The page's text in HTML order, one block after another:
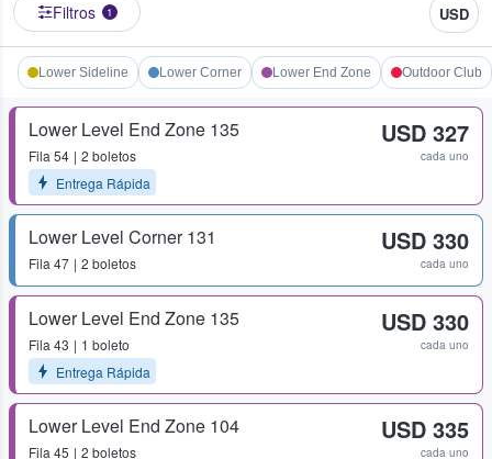
Filtros 1 USD
Lower Sideline Lower Corner Lower End Zone Outdoor Club
Lower Level End Zone 135
Fila 54
2 boletos
Entrega Rápida
USD 327
cada uno
Lower Level Corner 131
Fila 47 2 boletos
USD 330
cada uno
Lower Level End Zone 135
Fila 43
1 boleto
Entrega Rápida
USD 330
cada uno
Lower Level End Zone 104
Fila 45 2 boletos
USD 335
cada uno